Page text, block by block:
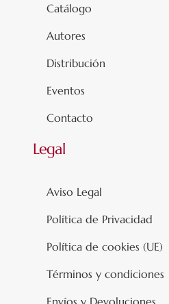
Catálogo
Autores
Distribución
Eventos
Contacto
Legal
Aviso Legal
Política de Privacidad
Política de cookies (UE)
Términos y condiciones